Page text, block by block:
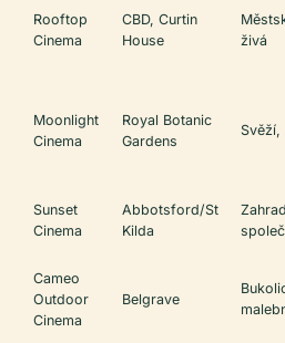
Rooftop
Cinema
CBD, Curtin
House
živá
Moonlight
Cinema
Royal Botanic
Gardens
Svěží,
Sunset
Cinema
Abbotsford/St
Kilda
Cameo
Outdoor
Cinema
Belgrave